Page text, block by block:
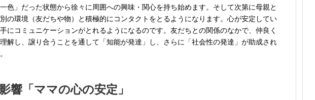
色」だった状態から徐々に周囲への興味・関心を持ち始めます。そして次第に母親と
の環境（友だちや物）と積極的にコンタクトをとるようになります。心が安定してい
にコミュニケーションがとれるようになるのです。友だちとの関係のなかで、仲良く
解し、譲り合うことを通して「知能が発達」し、さらに「社会性の発達」が助成され
響「ママの心の安定」